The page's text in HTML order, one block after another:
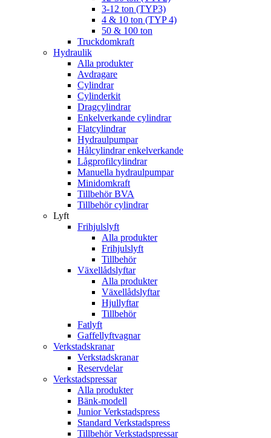
3-12 ton (TYP3)
4 & 10 ton (TYP 4)
50 & 100 ton
Truckdomkraft
Hydraulik
Alla produkter
Avdragare
Cylindrar
Cylinderkit
Dragcylindrar
Enkelverkande cylindrar
Flatcylindrar
Hydraulpumpar
Hålcylindrar enkelverkande
Lågprofilcylindrar
Manuella hydraulpumpar
Minidomkraft
Tillbehör BVA
Tillbehör cylindrar
Lyft
Frihjulslyft
Alla produkter
Frihjulslyft
Tillbehör
Växellådslyftar
Alla produkter
Växellådslyftar
Hjullyftar
Tillbehör
Fatlyft
Gaffellyftvagnar
Verkstadskranar
Verkstadskranar
Reservdelar
Verkstadspressar
Alla produkter
Bänk-modell
Junior Verkstadspress
Standard Verkstadspress
Tillbehör Verkstadspressar